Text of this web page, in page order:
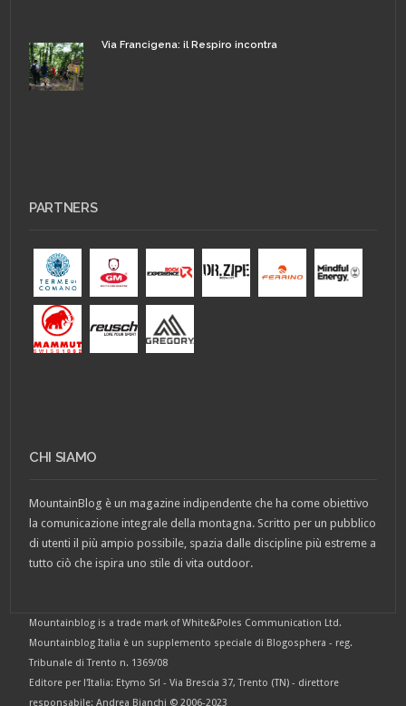
Via Francigena: il Respiro incontra
PARTNERS
CHI SIAMO
MountainBlog è un magazine indipendente che ha come obiettivo
la comunicazione integrale della montagna. Scritto per un pubblico
di utenti il più ampio possibile, spazia dalle discipline più estreme a
tutto ciò che ispira uno stile di vita outdoor.
Mountainblog is a trade mark of White&Poles Communication Ltd.
Mountainblog Italia è un supplemento speciale di Blogosphera - reg.
Tribunale di Trento n. 1369/08
Editore per l'Italia: Etymo Srl - Via Brescia 37, Trento (TN) - direttore
responsabile: Andrea Bianchi © 2006-2023